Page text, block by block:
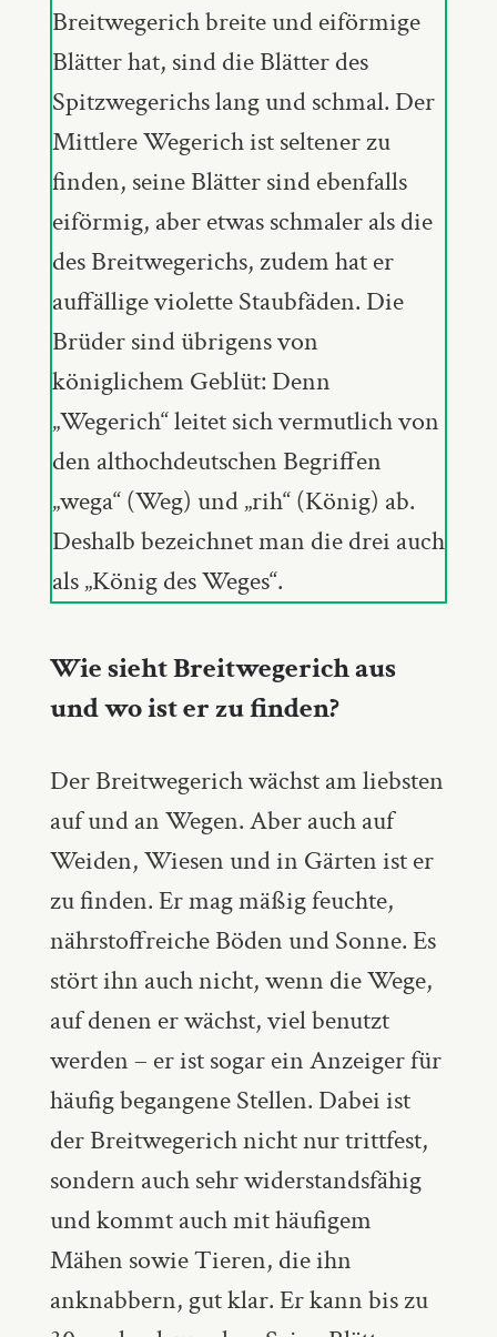
Breitwegerich breite und eiförmige
Blätter hat, sind die Blätter des
Spitzwegerichs lang und schmal. Der
Mittlere Wegerich ist seltener zu
finden, seine Blätter sind ebenfalls
eiförmig, aber etwas schmaler als die
des Breitwegerichs, zudem hat er
auffällige violette Staubfäden. Die
Brüder sind übrigens von
königlichem Geblüt: Denn
„Wegerich“ leitet sich vermutlich von
den althochdeutschen Begriffen
„wega“ (Weg) und „rih“ (König) ab.
Deshalb bezeichnet man die drei auch
als „König des Weges“.
Wie sieht Breitwegerich aus
und wo ist er zu finden?
Der Breitwegerich wächst am liebsten
auf und an Wegen. Aber auch auf
Weiden, Wiesen und in Gärten ist er
zu finden. Er mag mäßig feuchte,
nährstoffreiche Böden und Sonne. Es
stört ihn auch nicht, wenn die Wege,
auf denen er wächst, viel benutzt
werden – er ist sogar ein Anzeiger für
häufig begangene Stellen. Dabei ist
der Breitwegerich nicht nur trittfest,
sondern auch sehr widerstandsfähig
und kommt auch mit häufigem
Mähen sowie Tieren, die ihn
anknabbern, gut klar. Er kann bis zu